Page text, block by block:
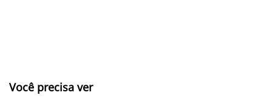
Você precisa ver